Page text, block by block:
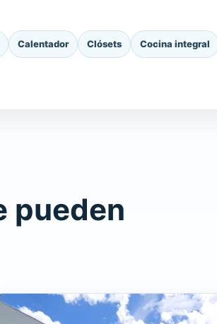
Calentador Clósets Cocina integral
pueden